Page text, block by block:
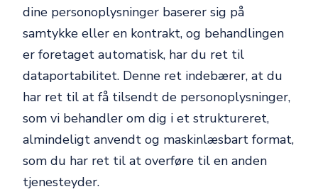
dine personoplysninger baserer sig på
samtykke eller en kontrakt, og behandlingen
er foretaget automatisk, har du ret til
dataportabilitet. Denne ret indebærer, at du
har ret til at få tilsendt de personoplysninger,
som vi behandler om dig i et struktureret,
almindeligt anvendt og maskinlæsbart format,
som du har ret til at overføre til en anden
tjenesteyder.